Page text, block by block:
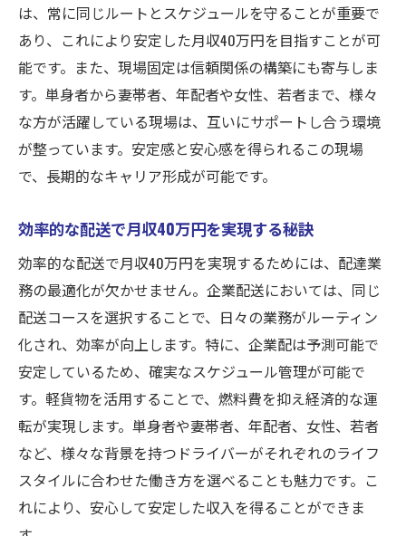
は、常に同じルートとスケジュールを守ることが重要で
あり、これにより安定した月収40万円を目指すことが可
能です。また、現場固定は信頼関係の構築にも寄与しま
す。単身者から妻帯者、年配者や女性、若者まで、様々
な方が活躍している現場は、互いにサポートし合う環境
が整っています。安定感と安心感を得られるこの現場
で、長期的なキャリア形成が可能です。
効率的な配送で月収40万円を実現する秘訣
効率的な配送で月収40万円を実現するためには、配達業
務の最適化が欠かせません。企業配送においては、同じ
配送コースを選択することで、日々の業務がルーティン
化され、効率が向上します。特に、企業配は予測可能で
安定しているため、確実なスケジュール管理が可能で
す。軽貨物を活用することで、燃料費を抑え経済的な運
転が実現します。単身者や妻帯者、年配者、女性、若者
など、様々な背景を持つドライバーがそれぞれのライフ
スタイルに合わせた働き方を選べることも魅力です。こ
れにより、安心して安定した収入を得ることができま